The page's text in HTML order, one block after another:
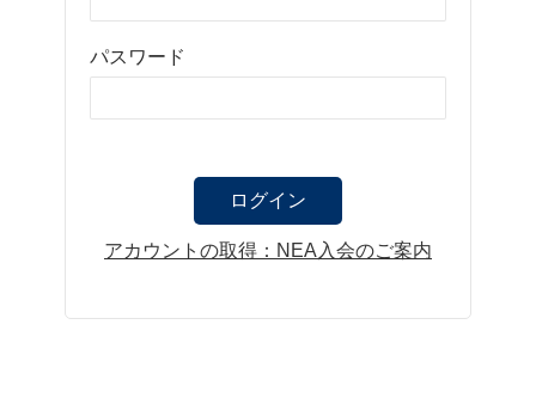
パスワード
アカウントの取得：NEA入会のご案内